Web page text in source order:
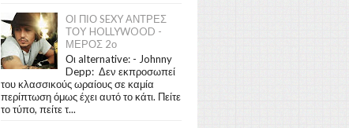
ΟΙ ΠΙΟ SEXY ΑΝΤΡΕΣ
ΤΟΥ HOLLYWOOD -
ΜΕΡΟΣ 2ο
Οι alternative: - Johnny
Depp: Δεν εκπροσωπεί
του κλασσικούς ωραίους σε καμία
περίπτωση όμως έχει αυτό το κάτι. Πείτε
το τύπο, πείτε τ...